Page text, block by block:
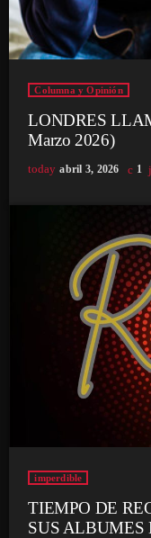
Columna y Opinión
LONDRES
Marzo 2026)
today abril 3, 2026 1
imperdible
TIEMPO DE
SUS ALBUMES